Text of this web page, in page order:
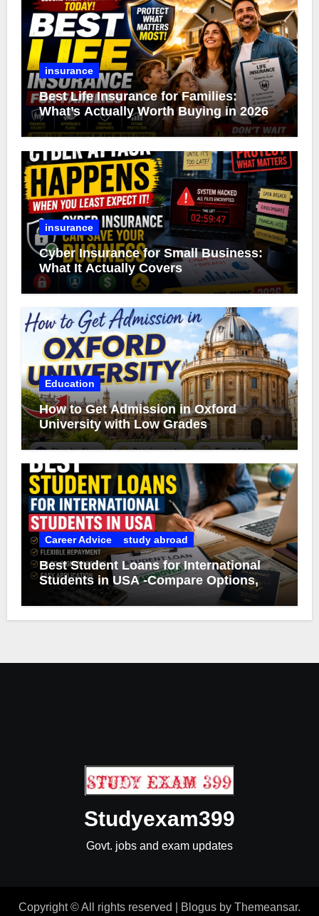
insurance
Best Life Insurance for Families:
What’s Actually Worth Buying in 2026
insurance
Cyber Insurance for Small Business:
What It Actually Covers
Education
How to Get Admission in Oxford
University with Low Grades
Career Advice study abroad
Best Student Loans for International
Students in USA -Compare Options,
Eligibility & Smart Borrowing Tips
Studyexam399
Govt. jobs and exam updates
Copyright © All rights reserved Blogus by Themeansar.